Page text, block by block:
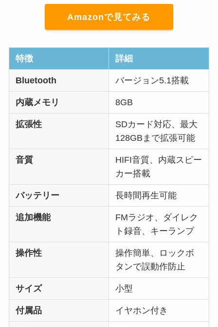
Amazonで見てみる
特徴 詳細
Bluetooth バージョン5.1搭載
内蔵メモリ 8GB
拡張性
SDカード対応、最大
128GBまで拡張可能
音質
HIFI音質、内蔵スピー
カー搭載
バッテリー 長時間再生可能
追加機能
FMラジオ、ダイレク
ト録音、キーランプ
操作性
操作簡単、ロックボ
タンで誤動作防止
サイズ 小型
付属品 イヤホン付き